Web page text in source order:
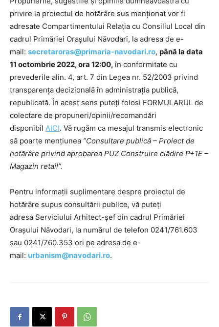
privire la proiectul de hotărâre sus menționat vor fi
adresate Compartimentului Relația cu Consiliul Local din
cadrul Primăriei Orașului Năvodari, la adresa de e-
mail: secretaroras@primaria-navodari.ro, până la data
11 octombrie 2022, ora 12:00,în conformitate cu
prevederile alin. 4, art. 7 din Legea nr. 52/2003 privind
transparența decizională în administrația publică,
republicată. În acest sens puteți folosi FORMULARUL de
colectare de propuneri/opinii/recomandări
disponibil AICI. Vă rugăm ca mesajul transmis electronic
să poarte mențiunea ”Consultare publică – Proiect de
hotărâre privind aprobarea PUZ Construire clădire P+1E –
Magazin retail”.
Pentru informații suplimentare despre proiectul de
hotărâre supus consultării publice, vă puteți
adresa Serviciului Arhitect-șef din cadrul Primăriei
Orașului Năvodari, la numărul de telefon 0241/761.603
sau 0241/760.353 ori pe adresa de e-
mail: urbanism@navodari.ro.